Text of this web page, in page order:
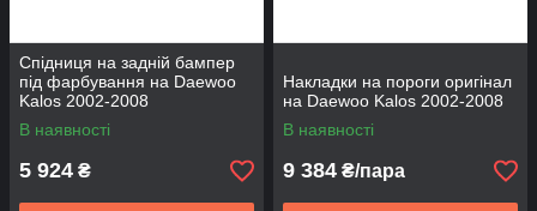
Спідниця на задній бампер
під фарбування на Daewoo
Kalos 2002-2008
В наявності
5 924 ₴
Накладки на пороги оригінал
на Daewoo Kalos 2002-2008
В наявності
9 384 ₴/пара